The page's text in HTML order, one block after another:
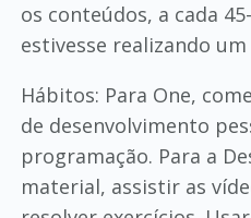
os conteúdos, a cada
estivesse realizando
Hábitos: Para One,
de desenvolvimento
programação. Para a
material, assistir as